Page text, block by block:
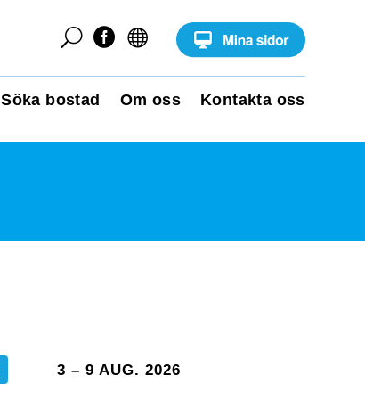


U
Söka bostad Om oss Kontakta oss
3 – 9 AUG. 2026